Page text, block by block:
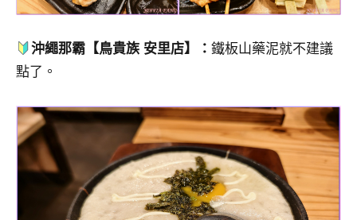
沖繩那霸【鳥貴族 安里店】：鐵板山藥泥就不建議
點了。